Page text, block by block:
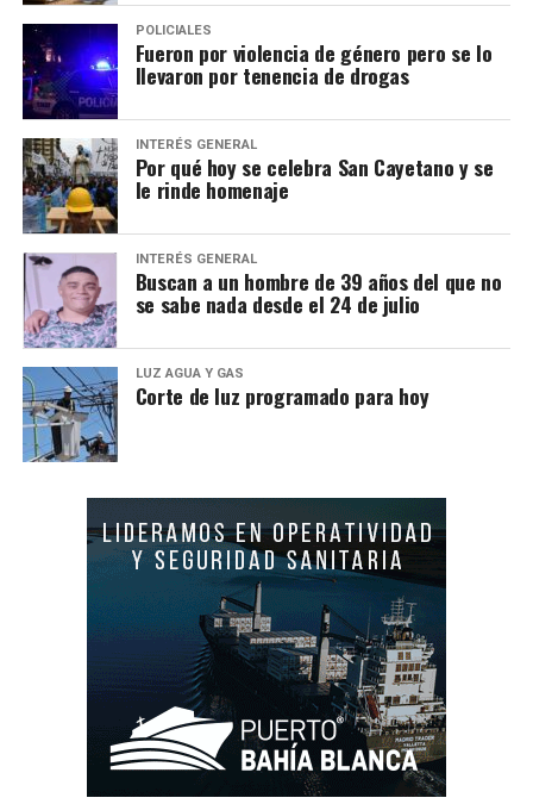
POLICIALES
Fueron por violencia de género pero se lo
llevaron por tenencia de drogas
INTERÉS GENERAL
Por qué hoy se celebra San Cayetano y se
le rinde homenaje
INTERÉS GENERAL
Buscan a un hombre de 39 años del que no
se sabe nada desde el 24 de julio
LUZ AGUA Y GAS
Corte de luz programado para hoy